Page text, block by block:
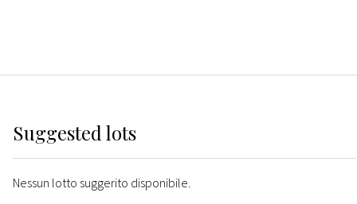
Suggested lots
Nessun lotto suggerito disponibile.